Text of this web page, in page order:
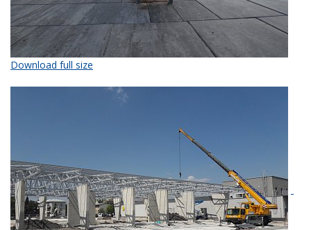
Download full size